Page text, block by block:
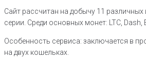
Сайт рассчитан на добычу 11
серии. Среди основных монет: LTC, Dash,
Особенность сервиса: заключается в
на двух кошельках.